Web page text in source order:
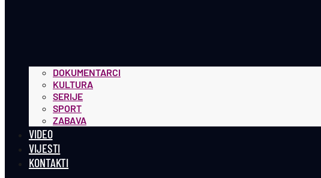
DOKUMENTARCI
KULTURA
SERIJE
SPORT
ZABAVA
VIDEO
VIJESTI
KONTAKTI